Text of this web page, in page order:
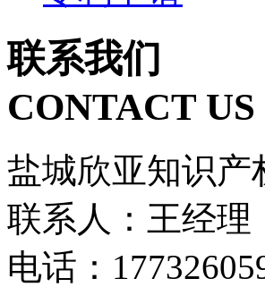
联系我们
CONTACT US
盐城欣亚知识产
联系人：王经理
电话：